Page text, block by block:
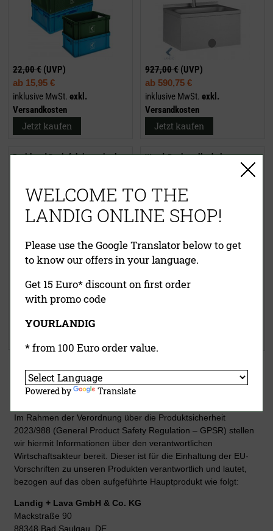
22,00 € (UVP)
ab 15,95 €
inklusive MwSt. exkl.
Versandkosten
Jetzt kaufen
927,00 € (UVP)
ab 590,75 €
inklusive MwSt. exkl.
Versandkosten
Jetzt kaufen
Breitband Desinfektionsmittel
10,90 € (UVP)
8,95 €
inklusive MwSt.
Versandkosten
Wand-Papierrollenhalter
59,90 €
Details zur Produktsicherheit
Im Rahmen der Verordnung über die Produktsicherheit
2023/988 (General Product Safety Regulation – GPSR) stellen
wir hiermit Informationen über den verantwortlichen
Wirtschaftsakteur bereit. Dieser ist für die Einhaltung der EU-
Vorschriften zu unseren Produkten verantwortlich und lautet,
bezogen auf das oben aufgeführte Hauptprodukt wie folgt:
Landig + Lava GmbH & Co. KG
Mackstraße 90
88348 Bad Saulgau, DE
WELCOME TO THE
LANDIG ONLINE SHOP!
Please use the Google Translator below to get
to know our offers in your language.
Get 15 Euro* discount on first order
with promo code
YOURLANDIG
* from 100 Euro order value.
Powered by Translate